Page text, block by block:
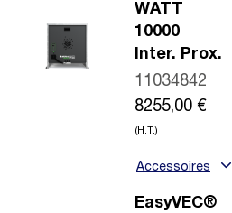
WATT
10000
Inter. Prox.
11034842
8255,00 €
(H.T.)
Accessoires
EasyVEC®